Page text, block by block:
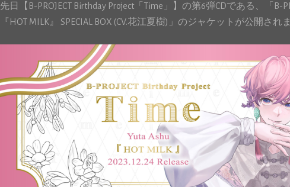
先日【B-PROJECT Birthday Project「Time」】の第6弾CDである、「B-
『HOT MILK』 SPECIAL BOX (CV.花江夏樹)」のジャケットが公開され